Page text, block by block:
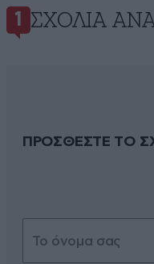
1 ΣΧΌΛΙΑ
ΠΡΟΣΘΕΣΤΕ ΤΟ